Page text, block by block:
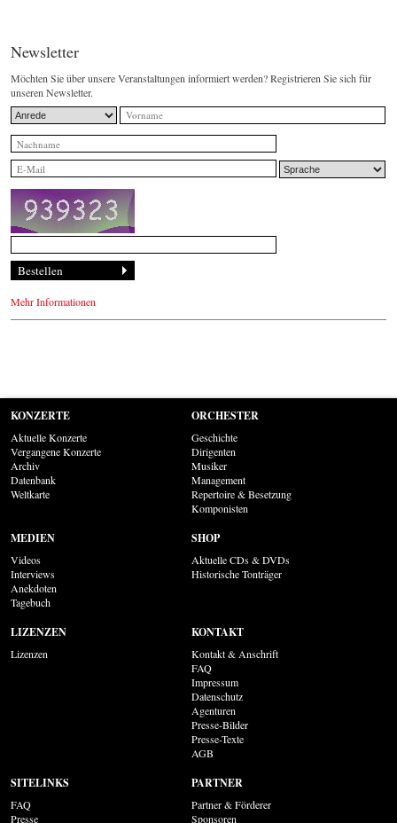
Newsletter
Möchten Sie über unsere Veranstaltungen informiert werden? Registrieren Sie sich für
unseren Newsletter.
Mehr Informationen
KONZERTE
Aktuelle Konzerte
Vergangene Konzerte
Archiv
Datenbank
Weltkarte
ORCHESTER
Geschichte
Dirigenten
Musiker
Management
Repertoire & Besetzung
Komponisten
MEDIEN
Videos
Interviews
Anekdoten
Tagebuch
SHOP
Aktuelle CDs & DVDs
Historische Tonträger
LIZENZEN
Lizenzen
KONTAKT
Kontakt & Anschrift
FAQ
Impressum
Datenschutz
Agenturen
Presse-Bilder
Presse-Texte
AGB
SITELINKS
FAQ
Presse
PARTNER
Partner & Förderer
Sponsoren